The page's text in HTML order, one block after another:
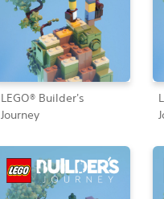
LEGO® Builder's
Journey